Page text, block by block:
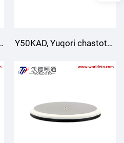
Y50KAD, Yuqori chastotali